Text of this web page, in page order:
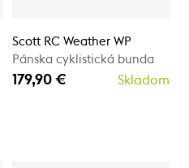
Scott RC Weather WP
Pánska cyklistická bunda
179,90 € Skladom